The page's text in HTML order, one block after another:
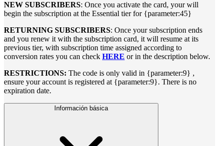
NEW SUBSCRIBERS: Once you activate the card, your will
begin the subscription at the Essential tier for {parameter:45}
RETURNING SUBSCRIBERS: Once your subscription ends
and you renew it with the subscription card, it will resume at its
previous tier, with subscription time assigned according to
conversion rates you can check HERE or in the description below.
RESTRICTIONS: The code is only valid in {parameter:9} ,
ensure your account is registered at {parameter:9}. There is no
expiration date.
Información básica